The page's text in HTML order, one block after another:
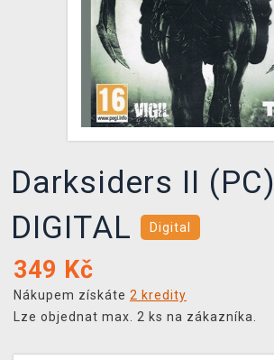
TCG & BOARDGAME HUB
VÝKUP HER (BAZAR)
Darksiders II (PC)
DIGITAL
Digital
349 Kč
Nákupem získáte 2 kredity
Lze objednat max. 2 ks na zákazníka.